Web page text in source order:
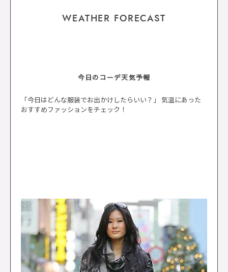
WEATHER FORECAST
今日のコーデ天気予報
「今日はどんな服装でお出かけしたらいい？」 気温にあった
おすすめファッションをチェック！